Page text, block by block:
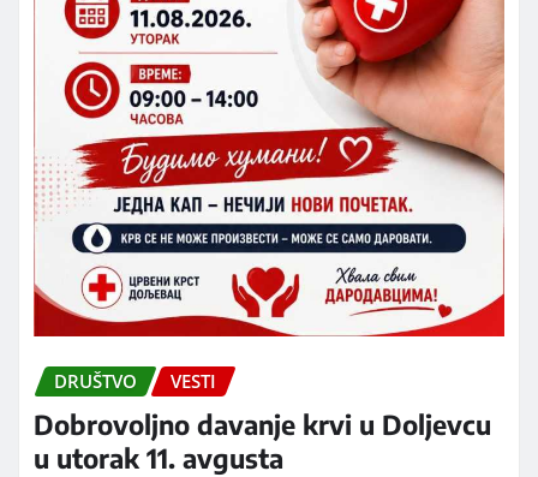
DRUŠTVO VESTI
Dobrovoljno davanje krvi u Doljevcu
u utorak 11. avgusta